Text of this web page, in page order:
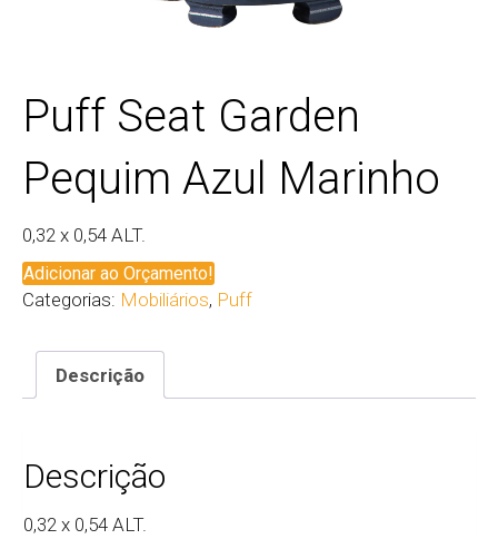
Puff Seat Garden
Pequim Azul Marinho
0,32 x 0,54 ALT.
Adicionar ao Orçamento!
Categorias: Mobiliários, Puff
Descrição
Descrição
0,32 x 0,54 ALT.